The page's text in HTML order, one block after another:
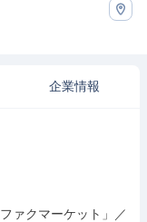
企業情報
ァクマーケット」／